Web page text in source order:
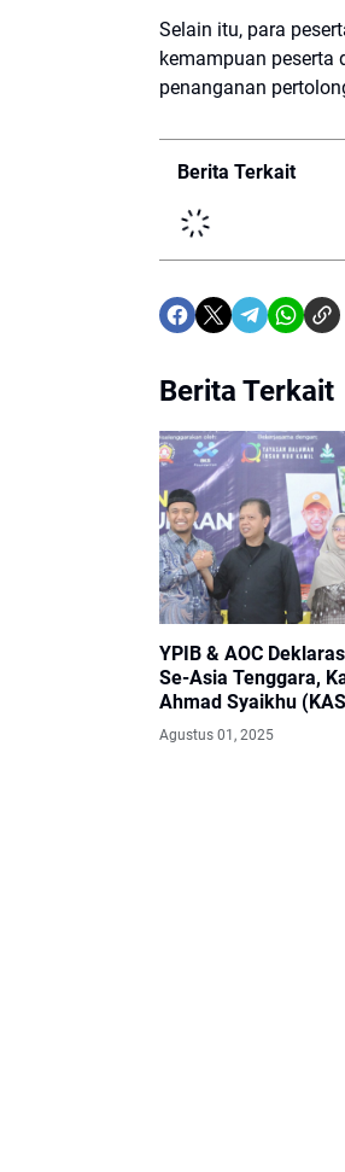
Selain itu, para
kemampuan peserta
penanganan
Berita Terkait
Berita Terkait
YPIB & AOC
Se-Asia Tenggara,
Ahmad Syaikhu
Duta Nasional
Agustus 01, 2025